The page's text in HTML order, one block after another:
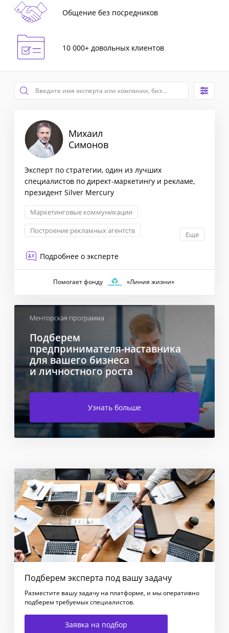
Общение без посредников
10 000+ довольных клиентов
Михаил
Симонов
Эксперт по стратегии, один из лучших
специалистов по директ-маркетингу и рекламе,
президент Silver Mercury
Маркетинговые коммуникации
Построение рекламных агентств
Еще
Подробнее о эксперте
Помогает фонду «Линия жизни»
Менторская программа
Подберем
предпринимателя-наставника
для вашего бизнеса
и личностного роста
Узнать больше
Подберем эксперта под вашу задачу
Разместите вашу задачу на платформе, и мы оперативно
подберем требуемых специалистов.
Заявка на подбор